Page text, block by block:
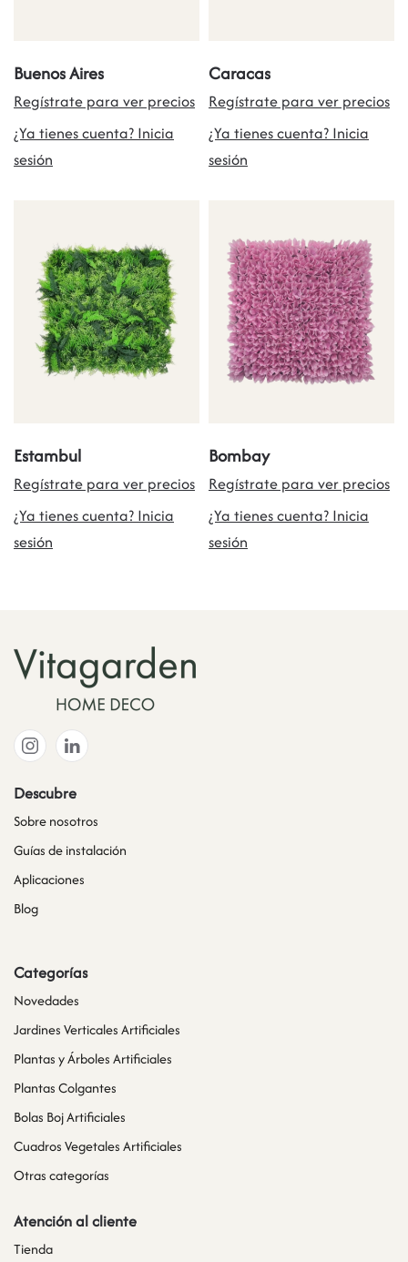
Buenos Aires
Regístrate para ver precios
¿Ya tienes cuenta? Inicia
sesión
Caracas
Regístrate para ver precios
¿Ya tienes cuenta? Inicia
sesión
Estambul
Regístrate para ver precios
¿Ya tienes cuenta? Inicia
sesión
Bombay
Regístrate para ver precios
¿Ya tienes cuenta? Inicia
sesión
Descubre
Sobre nosotros
Guías de instalación
Aplicaciones
Blog
Categorías
Novedades
Jardines Verticales Artificiales
Plantas y Árboles Artificiales
Plantas Colgantes
Bolas Boj Artificiales
Cuadros Vegetales Artificiales
Otras categorías
Atención al cliente
Tienda